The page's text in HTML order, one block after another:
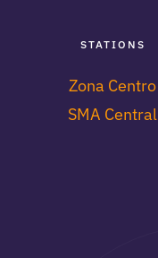
STATIONS
Zona Centro
SMA Central